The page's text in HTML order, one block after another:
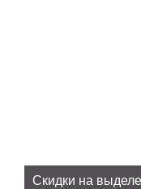
Скидки на